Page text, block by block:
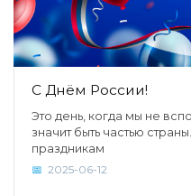
С Днём России!
Это день, когда мы не
значит быть частью
праздникам
2025-06-12